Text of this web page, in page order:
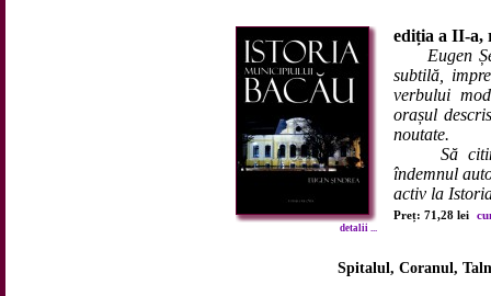
detalii ...
ediția a II-a,
Eugen
subtilă,
verbului
orașul
noutate.
Să citim
îndemnul
activ la
Preț: 71,28 lei
Spitalul, Coranul,